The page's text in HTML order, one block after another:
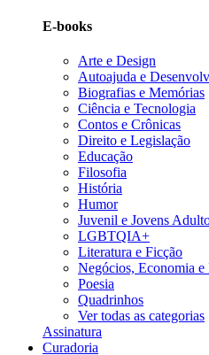
E-books
Arte e Design
Autoajuda e
Biografias e Memórias
Ciência e Tecnologia
Contos e Crônicas
Direito e Legislação
Educação
Filosofia
História
Humor
Juvenil e Jovens
LGBTQIA+
Literatura e Ficção
Negócios, Economia e
Poesia
Quadrinhos
Ver todas as categorias
Assinatura
Curadoria